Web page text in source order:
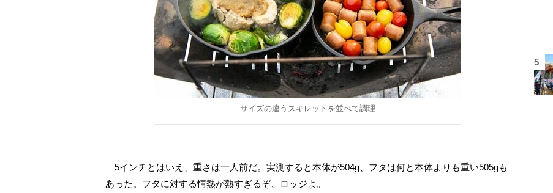
サイズの違うスキレットを並べて調理
5インチとはいえ、重さは一人前だ。実測すると本体が504g、フタは何と本体よりも重い505gも
あった。フタに対する情熱が熱すぎるぞ、ロッジよ。